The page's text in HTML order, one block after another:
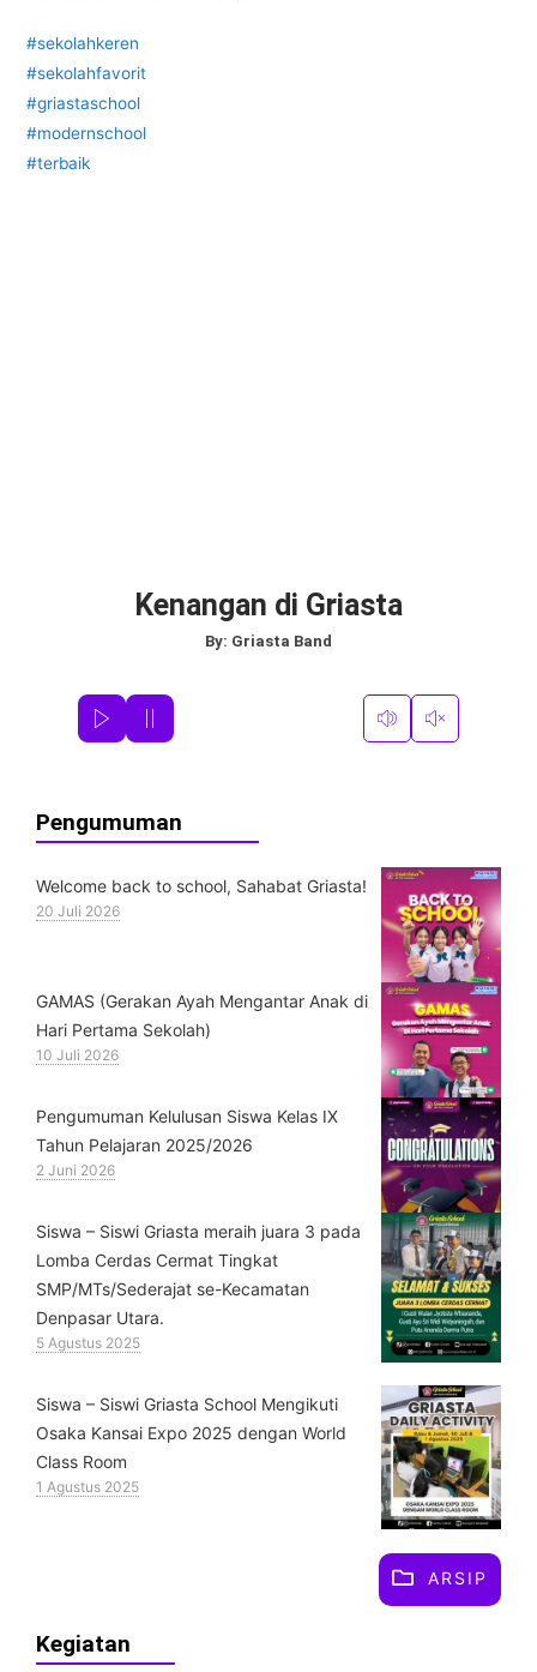
#sekolahkeren
#sekolahfavorit
#griastaschool
#modernschool
#terbaik
Kenangan di Griasta
By: Griasta Band
Pengumuman
Welcome back to school, Sahabat Griasta!
20 Juli 2026
GAMAS (Gerakan Ayah Mengantar Anak di
Hari Pertama Sekolah)
10 Juli 2026
Pengumuman Kelulusan Siswa Kelas IX
Tahun Pelajaran 2025/2026
2 Juni 2026
Siswa – Siswi Griasta meraih juara 3 pada
Lomba Cerdas Cermat Tingkat
SMP/MTs/Sederajat se-Kecamatan
Denpasar Utara.
5 Agustus 2025
Siswa – Siswi Griasta School Mengikuti
Osaka Kansai Expo 2025 dengan World
Class Room
1 Agustus 2025
ARSIP
Kegiatan